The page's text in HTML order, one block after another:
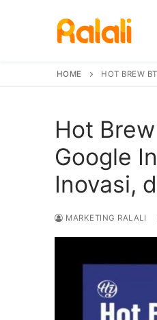
HOME HOT BREW
Hot
Google
Inovasi,
MARKETING RALALI